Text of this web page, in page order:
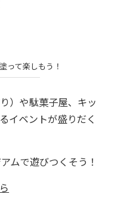
って楽しもう！
）や駄菓子屋、キッ
イベントが盛りだく
ムで遊びつくそう！